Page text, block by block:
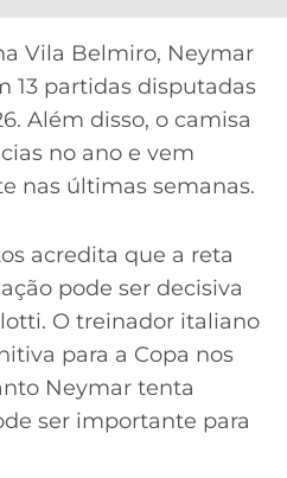
Vila Belmiro, Neymar
13 partidas disputadas
Além disso, o camisa
no ano e vem
nas últimas semanas.
acredita que a reta
pode ser decisiva
O treinador italiano
para a Copa nos
Neymar tenta
ser importante para